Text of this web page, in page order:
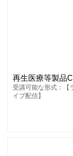
再生医療等製品
受講可能な形式：【
イブ配信】